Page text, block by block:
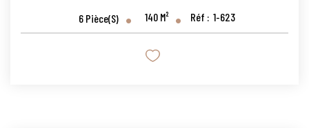
6 Pièce(s) 140 M² Réf : 1-623